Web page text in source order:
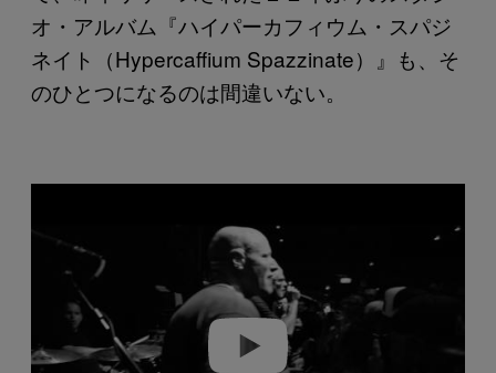
オ・アルバム『ハイパーカフィウム・スパジ
ネイト（Hypercaffium Spazzinate）』も、そ
のひとつになるのは間違いない。